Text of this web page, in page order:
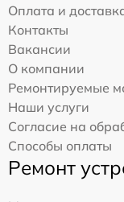
Оплата и
Контакты
Вакансии
О компании
Ремонтируемые
Наши услуги
Согласие на
Способы оплаты
Ремонт